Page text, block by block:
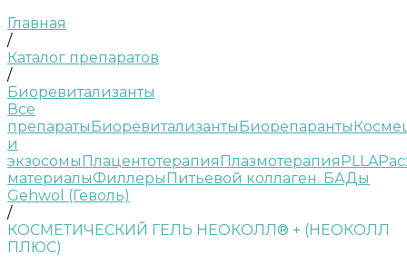
Главная
/
Каталог препаратов
/
Биоревитализанты
Все
препаратыБиоревитализантыБиорепаранты
и
экзосомыПлацентотерапияПлазмотерапияPLLA
материалыФиллерыПитьевой коллаген. БАДы
Gehwol (Геволь)
/
КОСМЕТИЧЕСКИЙ ГЕЛЬ НЕОКОЛЛ® + (НЕОКОЛЛ
ПЛЮС)